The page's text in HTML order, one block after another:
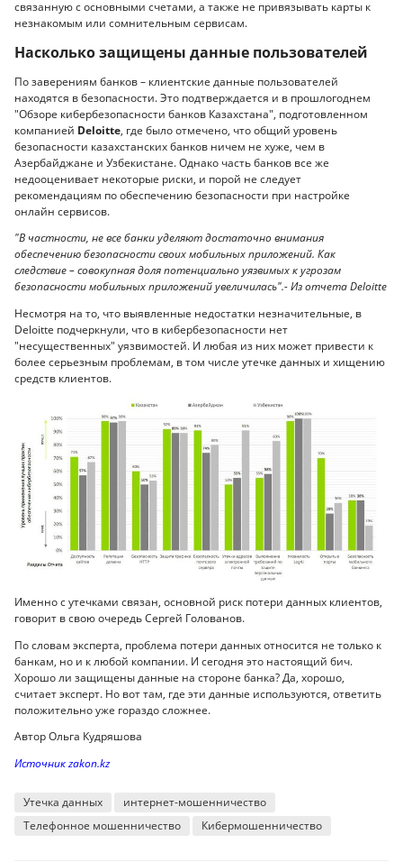
связанную с основными счетами, а также не привязывать карты к
незнакомым или сомнительным сервисам.
Насколько защищены данные пользователей
По заверениям банков – клиентские данные пользователей
находятся в безопасности. Это подтверждается и в прошлогоднем
"Обзоре кибербезопасности банков Казахстана", подготовленном
компанией Deloitte, где было отмечено, что общий уровень
безопасности казахстанских банков ничем не хуже, чем в
Азербайджане и Узбекистане. Однако часть банков все же
недооценивает некоторые риски, и порой не следует
рекомендациям по обеспечению безопасности при настройке
онлайн сервисов.
"В частности, не все банки уделяют достаточно внимания
обеспечению безопасности своих мобильных приложений. Как
следствие – совокупная доля потенциально уязвимых к угрозам
безопасности мобильных приложений увеличилась".- Из отчета Deloitte
Несмотря на то, что выявленные недостатки незначительные, в
Deloitte подчеркнули, что в кибербезопасности нет
"несущественных" уязвимостей. И любая из них может привести к
более серьезным проблемам, в том числе утечке данных и хищению
средств клиентов.
Именно с утечками связан, основной риск потери данных клиентов,
говорит в свою очередь Сергей Голованов.
По словам эксперта, проблема потери данных относится не только к
банкам, но и к любой компании. И сегодня это настоящий бич.
Хорошо ли защищены данные на стороне банка? Да, хорошо,
считает эксперт. Но вот там, где эти данные используются, ответить
положительно уже гораздо сложнее.
Автор Ольга Кудряшова
Источник zakon.kz
Утечка данных
интернет-мошенничество
Телефонное мошенничество
Кибермошенничество